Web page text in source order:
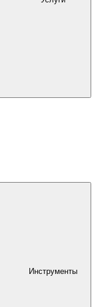
Инструменты